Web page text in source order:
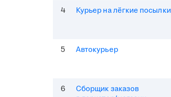
4 Курьер на лёгкие посылки
5 Автокурьер
6
Сборщик заказов